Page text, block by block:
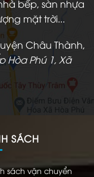
bếp, sàn nhựa
mặt trời...
Châu Thành,
Hòa Phú 1, Xã
SÁCH
sách vận chuyển